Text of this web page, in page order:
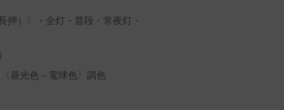
）〉・全灯・普段・常夜灯・
昼光色～電球色〉調色